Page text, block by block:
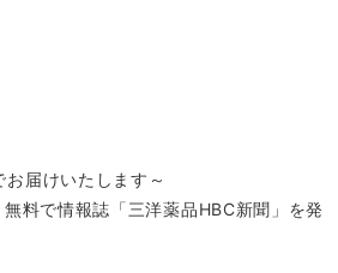
届けいたします～
料で情報誌「三洋薬品HBC新聞」を発